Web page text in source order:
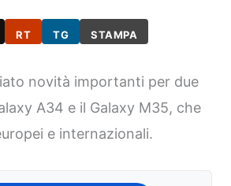
RT TG STAMPA
novità importanti per due
A34 e il Galaxy M35, che
e internazionali.